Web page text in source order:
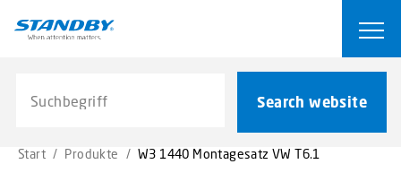
k
a
Search website
Start / Produkte / W3 1440 Montagesatz VW T6.1